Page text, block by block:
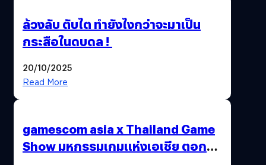
ล้วงลับ ตับไต ทำยังไงกว่าจะมาเป็น
กระสือในดบดล !
20/10/2025
Read More
gamescom asia x Thailand Game
Show มหกรรมเกมแห่งเอเชีย ตอกย้ำ